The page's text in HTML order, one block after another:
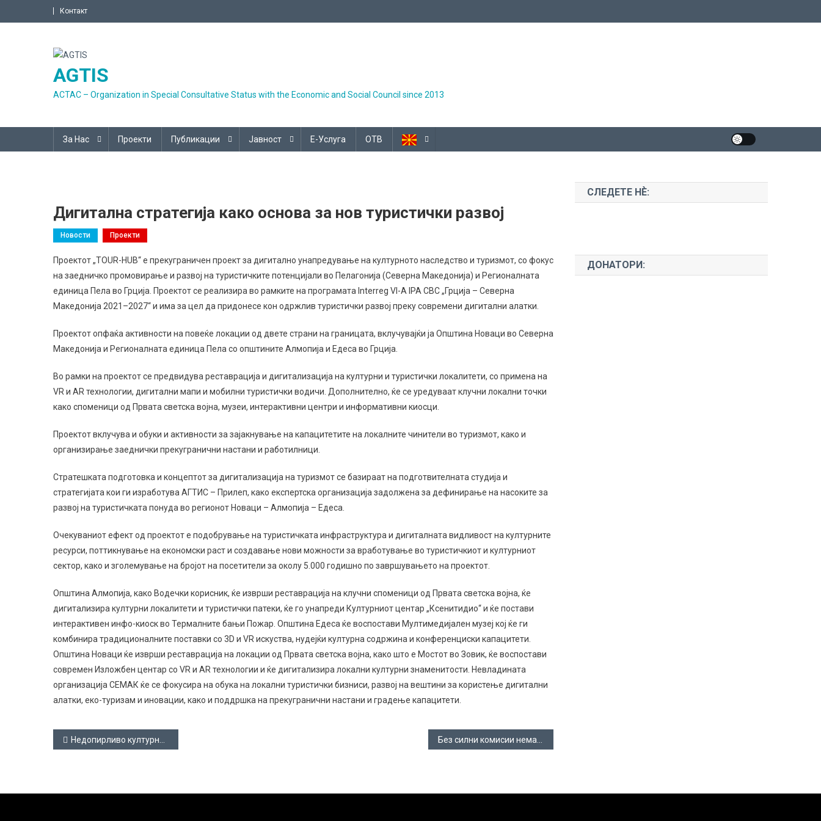
to
Контакт
AGTIS
ACTAC – Organization in Special Consultative Status with the Economic and Social Council since 2013
За Нас Проекти Публикации Јавност Е-Услуга ОТВ
Дигитална стратегија како основа за нов туристички развој
Новости Проекти
Проектот „TOUR-HUB“ е прекуграничен проект за дигитално унапредување на културното наследство и туризмот, со фокус
на заедничко промовирање и развој на туристичките потенцијали во Пелагонија (Северна Македонија) и Регионалната
единица Пела во Грција. Проектот се реализира во рамките на програмата Interreg VI-A IPA CBC „Грција – Северна
Македонија 2021–2027“ и има за цел да придонесе кон одржлив туристички развој преку современи дигитални алатки.
Проектот опфаќа активности на повеќе локации од двете страни на границата, вклучувајќи ја Општина Новаци во Северна
Македонија и Регионалната единица Пела со општините Алмопија и Едеса во Грција.
Во рамки на проектот се предвидува реставрација и дигитализација на културни и туристички локалитети, со примена на
VR и AR технологии, дигитални мапи и мобилни туристички водичи. Дополнително, ќе се уредуваат клучни локални точки
како споменици од Првата светска војна, музеи, интерактивни центри и информативни киосци.
Проектот вклучува и обуки и активности за зајакнување на капацитетите на локалните чинители во туризмот, како и
организирање заеднички прекугранични настани и работилници.
Стратешката подготовка и концептот за дигитализација на туризмот се базираат на подготвителната студија и
стратегијата кои ги изработува АГТИС – Прилеп, како експертска организација задолжена за дефинирање на насоките за
развој на туристичката понуда во регионот Новаци – Алмопија – Едеса.
Очекуваниот ефект од проектот е подобрување на туристичката инфраструктура и дигиталната видливост на културните
ресурси, поттикнување на економски раст и создавање нови можности за вработување во туристичкиот и културниот
сектор, како и зголемување на бројот на посетители за околу 5.000 годишно по завршувањето на проектот.
Општина Алмопија, како Водечки корисник, ќе изврши реставрација на клучни споменици од Првата светска војна, ќе
дигитализира културни локалитети и туристички патеки, ќе го унапреди Културниот центар „Ксенитидио“ и ќе постави
интерактивен инфо-киоск во Термалните бањи Пожар. Општина Едеса ќе воспостави Мултимедијален музеј кој ќе ги
комбинира традиционалните поставки со 3D и VR искуства, нудејќи културна содржина и конференциски капацитети.
Општина Новаци ќе изврши реставрација на локации од Првата светска војна, како што е Мостот во Зовик, ќе воспостави
современ Изложбен центар со VR и AR технологии и ќе дигитализира локални културни знаменитости. Невладината
организација СЕМАК ќе се фокусира на обука на локални туристички бизниси, развој на вештини за користење дигитални
алатки, еко-туризам и иновации, како и поддршка на прекугранични настани и градење капацитети.
Навигација
напис
Недопирливо културно наследство – НКН
СЛЕДЕТЕ НЀ:
ДОНАТОРИ: